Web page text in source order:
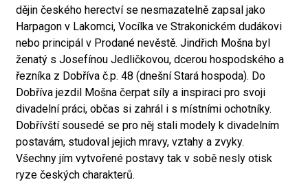
dějin českého herectví se nesmazatelně zapsal jako
Harpagon v Lakomci, Vocílka ve Strakonickém dudákovi
nebo principál v Prodané nevěstě. Jindřich Mošna byl
ženatý s Josefínou Jedličkovou, dcerou hospodského a
řezníka z Dobříva č.p. 48 (dnešní Stará hospoda). Do
Dobříva jezdil Mošna čerpat síly a inspiraci pro svoji
divadelní práci, občas si zahrál i s místními ochotníky.
Dobřívští sousedé se pro něj stali modely k divadelním
postavám, studoval jejich mravy, vztahy a zvyky.
Všechny jím vytvořené postavy tak v sobě nesly otisk
ryze českých charakterů.